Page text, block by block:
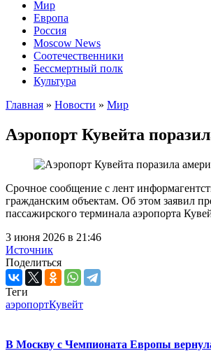
Мир
Европа
Россия
Moscow News
Соотечественники
Бессмертный полк
Культура
Главная » Новости » Мир
Аэропорт Кувейта
Срочное сообщение с лент
гражданским объектам. Об этом заявил
пассажирского терминала аэропорта
3 июня 2026 в 21:46
Источник
Поделиться
Теги
аэропортКувейт
В Москву с Чемпионата Европы